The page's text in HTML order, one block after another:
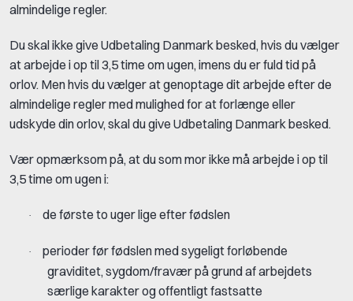
almindelige regler.
Du skal ikke give Udbetaling Danmark besked, hvis du vælger
at arbejde i op til 3,5 time om ugen, imens du er fuld tid på
orlov. Men hvis du vælger at genoptage dit arbejde efter de
almindelige regler med mulighed for at forlænge eller
udskyde din orlov, skal du give Udbetaling Danmark besked.
Vær opmærksom på, at du som mor ikke må arbejde i op til
3,5 time om ugen i:
· de første to uger lige efter fødslen
·
perioder før fødslen med sygeligt forløbende
graviditet, sygdom/fravær på grund af arbejdets
særlige karakter og offentligt fastsatte